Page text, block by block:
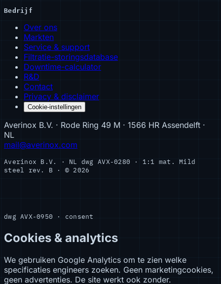
Bedrijf
Over ons
Markten
Service & support
Filtratie-storingsdatabase
Downtime-calculator
R&D
Contact
Privacy & disclaimer
Cookie-instellingen
Averinox B.V. · Rode Ring 49 M · 1566 HR Assendelft ·
NL
mail@averinox.com
Averinox B.V. · NL dwg AVX-0280 · 1:1 mat. Mild
steel
rev. B · © 2026
dwg AVX-0950 · consent
Cookies & analytics
We gebruiken Google Analytics om te zien welke
specificaties engineers zoeken. Geen marketingcookies,
geen advertenties. De site werkt ook zonder.